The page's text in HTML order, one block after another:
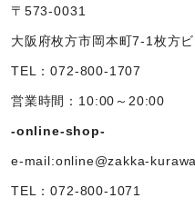
〒573-0031
大阪府枚方市岡本町7-1枚方
TEL：072-800-1707
営業時間：10:00～20:00
-online-shop-
e-mail:online@zakka-
TEL：072-800-1071